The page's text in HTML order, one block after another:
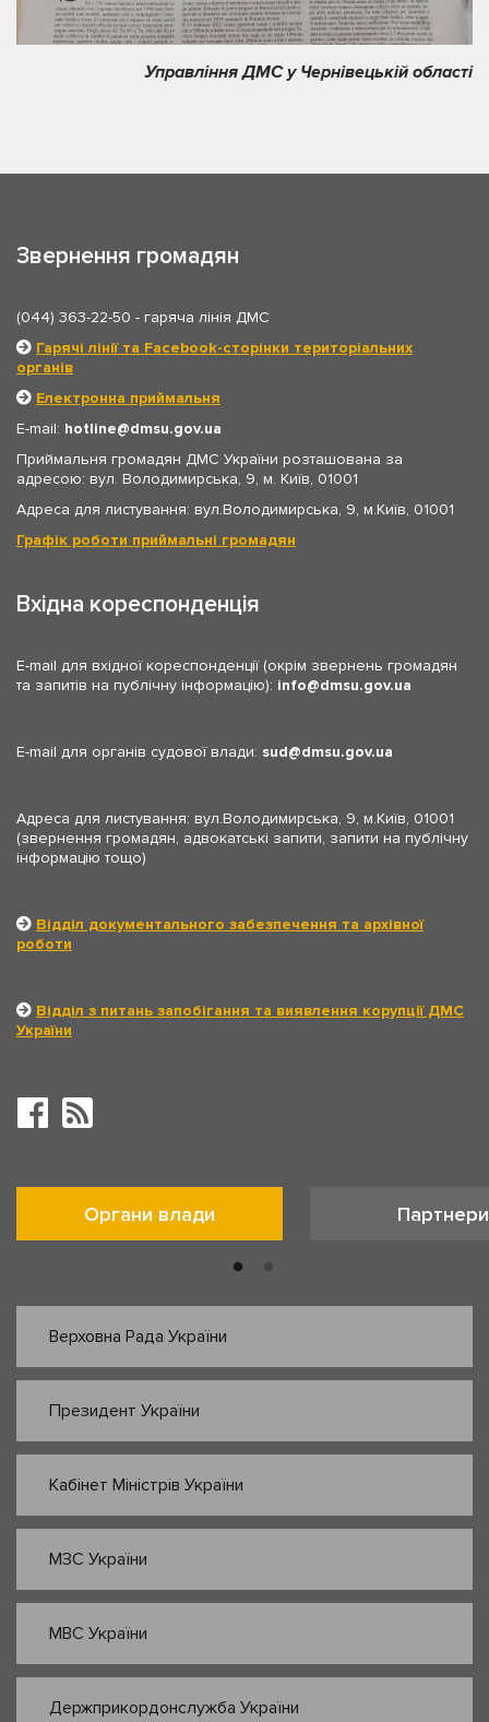
Управління ДМС у Чернівецькій області
Звернення громадян
(044) 363-22-50 - гаряча лінія ДМС
Гарячі лінії та Facebook-сторінки територіальних
органів
Електронна приймальня
E-mail: hotline
dmsu.gov.ua
Приймальня громадян ДМС України розташована за
адресою: вул. Володимирська, 9, м. Київ, 01001
Адреса для листування: вул.Володимирська, 9, м.Київ, 01001
Графік роботи приймальні громадян
Вхідна кореспонденція
E-mail для вхідної кореспонденції (окрім звернень громадян
та запитів на публічну інформацію): info dmsu.gov.ua
E-mail для органів судової влади: sud dmsu.gov.ua
Адреса для листування: вул.Володимирська, 9, м.Київ, 01001
(звернення громадян, адвокатські запити, запити на публічну
інформацію тощо)
Відділ документального забезпечення та архівної
роботи
Відділ з питань запобігання та виявлення корупції ДМС
України
Органи влади Партнери
Верховна Рада України
Президент України
Кабінет Міністрів України
МЗС України
МВС України
Держприкордонслужба України